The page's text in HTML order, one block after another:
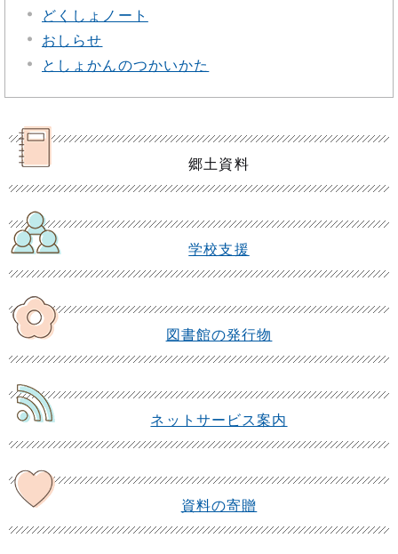
どくしょノート
おしらせ
としょかんのつかいかた
郷土資料
学校支援
図書館の発行物
ネットサービス案内
資料の寄贈